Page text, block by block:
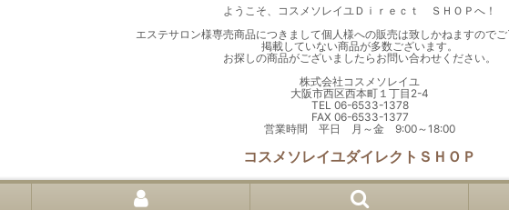
ようこそ、コスメソレイユＤｉｒｅｃｔ ＳＨＯＰへ！
エステサロン様専売商品につきまして個人様への販売は致しかねますのでご
掲載していない商品が多数ございます。
お探しの商品がございましたらお問い合わせください。
株式会社コスメソレイユ
大阪市西区西本町１丁目2-4
TEL 06-6533-1378
FAX 06-6533-1377
営業時間 平日 月～金 9:00～18:00
コスメソレイユダイレクトＳＨＯＰ